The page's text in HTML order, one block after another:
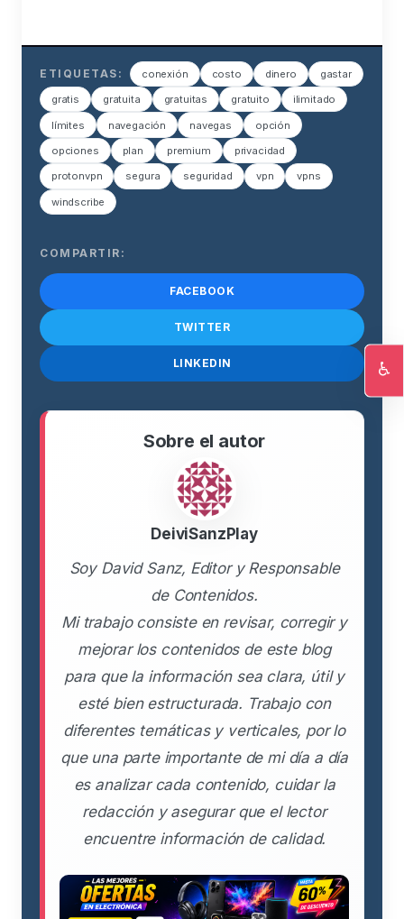
ETIQUETAS: conexión costo dinero gastar
gratis gratuita gratuitas gratuito ilimitado
límites navegación navegas opción
opciones plan premium privacidad
protonvpn segura seguridad vpn vpns
windscribe
COMPARTIR:
FACEBOOK
TWITTER
LINKEDIN
Sobre el autor
DeiviSanzPlay
Soy David Sanz, Editor y Responsable
de Contenidos.
Mi trabajo consiste en revisar, corregir y
mejorar los contenidos de este blog
para que la información sea clara, útil y
esté bien estructurada. Trabajo con
diferentes temáticas y verticales, por lo
que una parte importante de mi día a día
es analizar cada contenido, cuidar la
redacción y asegurar que el lector
encuentre información de calidad.
♿